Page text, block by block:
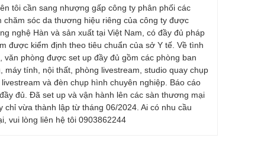
tôi cần sang nhượng gấp công ty phân phối các
chăm sóc da thương hiệu riêng của công ty được
nghệ Hàn và sản xuất tại Việt Nam, có đầy đủ pháp
được kiểm định theo tiêu chuẩn của sở Y tế. Về tình
văn phòng được set up đầy đủ gồm các phòng ban
máy tính, nội thất, phòng livestream, studio quay chụp
và đèn chụp hình chuyên nghiệp. Báo cáo
đủ. Đã set up và vận hành lên các sàn thương mại
chỉ vừa thành lập từ tháng 06/2024. Ai có nhu cầu
vui lòng liên hệ tôi 0903862244